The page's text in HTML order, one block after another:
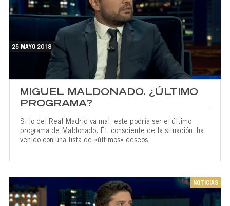
25 MAYO 2018
MIGUEL MALDONADO. ¿ÚLTIMO
PROGRAMA?
Si lo del Real Madrid va mal, este podría ser el último
programa de Maldonado. Él, consciente de la situación, ha
venido con una lista de «últimos» deseos.
NOTICIAS